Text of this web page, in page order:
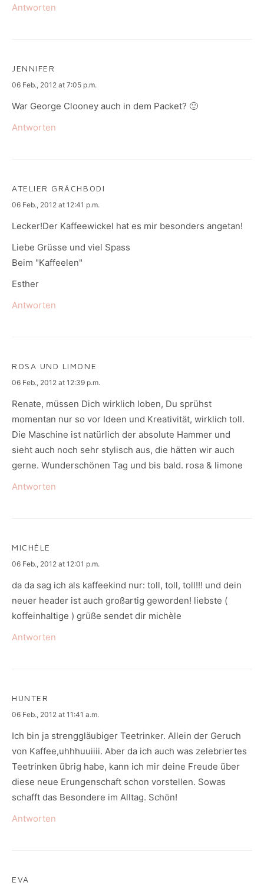
Antworten
JENNIFER
says:
06 Feb., 2012 at 7:05 p.m.
War George Clooney auch in dem Packet? 🙂
Antworten
ATELIER GRÄCHBODI
says:
06 Feb., 2012 at 12:41 p.m.
Lecker!Der Kaffeewickel hat es mir besonders angetan!
Liebe Grüsse und viel Spass
Beim "Kaffeelen"
Esther
Antworten
ROSA UND LIMONE
says:
06 Feb., 2012 at 12:39 p.m.
Renate, müssen Dich wirklich loben, Du sprühst
momentan nur so vor Ideen und Kreativität, wirklich toll.
Die Maschine ist natürlich der absolute Hammer und
sieht auch noch sehr stylisch aus, die hätten wir auch
gerne. Wunderschönen Tag und bis bald. rosa & limone
Antworten
MICHÈLE
says:
06 Feb., 2012 at 12:01 p.m.
da da sag ich als kaffeekind nur: toll, toll, toll!!! und dein
neuer header ist auch großartig geworden! liebste (
koffeinhaltige ) grüße sendet dir michèle
Antworten
HUNTER
says:
06 Feb., 2012 at 11:41 a.m.
Ich bin ja strenggläubiger Teetrinker. Allein der Geruch
von Kaffee,uhhhuuiiii. Aber da ich auch was zelebriertes
Teetrinken übrig habe, kann ich mir deine Freude über
diese neue Erungenschaft schon vorstellen. Sowas
schafft das Besondere im Alltag. Schön!
Antworten
EVA